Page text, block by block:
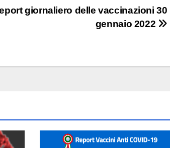
giornaliero delle vaccinazioni 30
gennaio 2022